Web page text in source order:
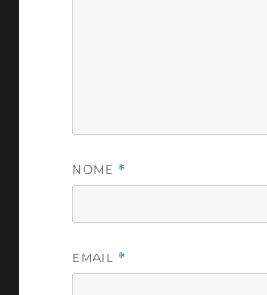
NOME *
EMAIL *